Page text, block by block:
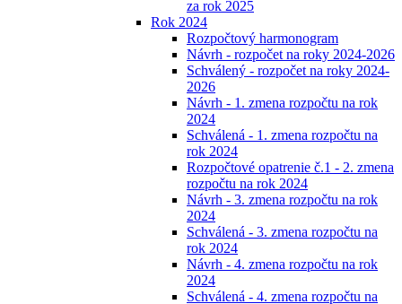
za rok 2025
Rok 2024
Rozpočtový harmonogram
Návrh - rozpočet na roky 2024-2026
Schválený - rozpočet na roky 2024-
2026
Návrh - 1. zmena rozpočtu na rok
2024
Schválená - 1. zmena rozpočtu na
rok 2024
Rozpočtové opatrenie č.1 - 2. zmena
rozpočtu na rok 2024
Návrh - 3. zmena rozpočtu na rok
2024
Schválená - 3. zmena rozpočtu na
rok 2024
Návrh - 4. zmena rozpočtu na rok
2024
Schválená - 4. zmena rozpočtu na